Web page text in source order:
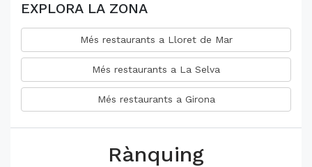
EXPLORA LA ZONA
Més restaurants a Lloret de Mar
Més restaurants a La Selva
Més restaurants a Girona
Rànquing